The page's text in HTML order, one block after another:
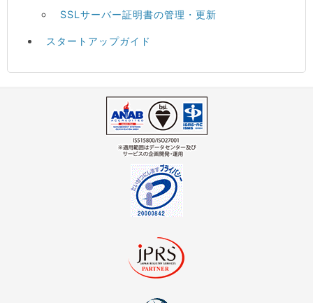
SSLサーバー証明書の管理・更新
スタートアップガイド